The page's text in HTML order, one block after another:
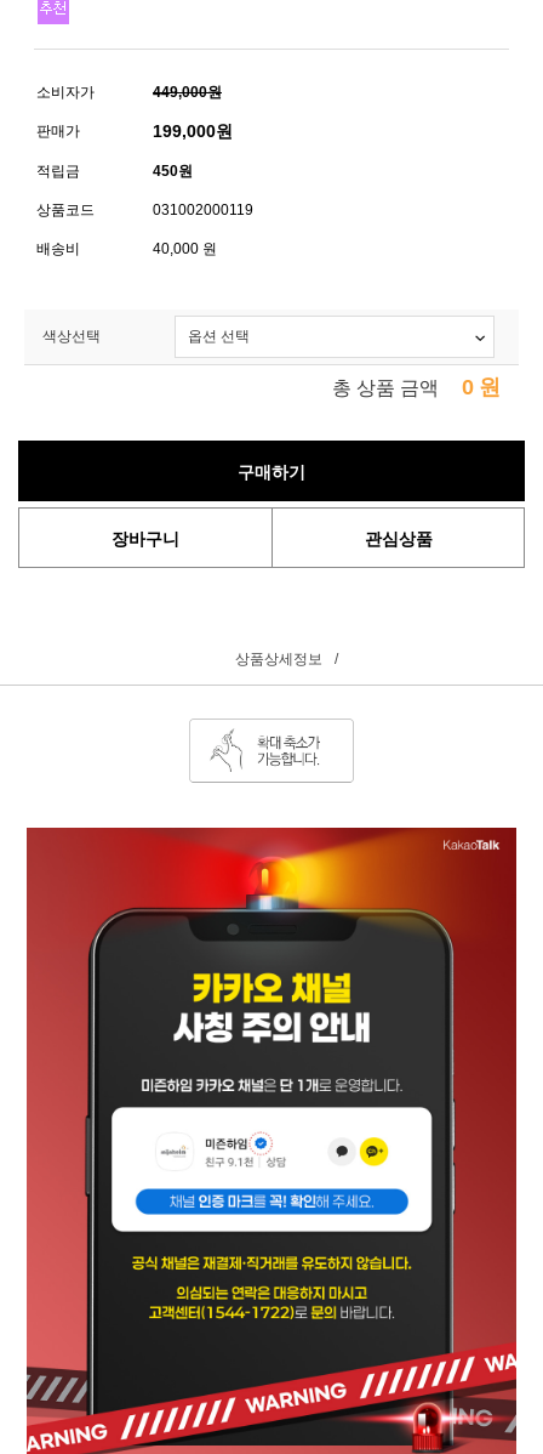
소비자가 449,000원
판매가 199,000원
적립금 450원
상품코드 031002000119
배송비 40,000 원
색상선택
총 상품 금액 0 원
구매하기
장바구니 관심상품
상품상세정보